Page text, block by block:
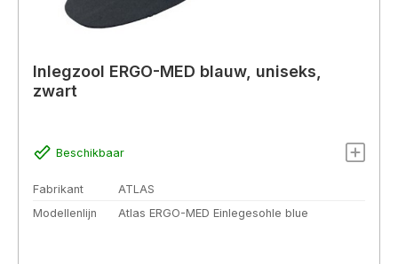
Inlegzool ERGO-MED blauw, uniseks,
zwart
Beschikbaar
Fabrikant
ATLAS
Modellenlijn
Atlas ERGO-MED Einlegesohle blue